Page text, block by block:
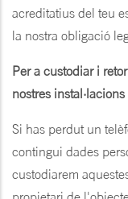
acreditatius del teu
la nostra obligació
Per a custodiar i
nostres instal·lacions
Si has perdut un
contingui dades
custodiarem